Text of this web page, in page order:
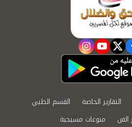
twitter
youtube
instagram
التقارير الخاصة
القسم الطبي
الفن منوعات مسيحية